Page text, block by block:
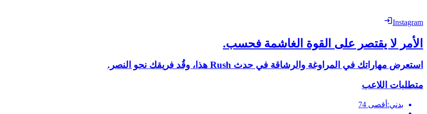
Instagram
الأمر لا يقتصر على القوة الغاشمة فحسب.
استعرض مهاراتك في المراوغة والرشاقة في حدث Rush هذا، وقُد فريقك نحو النصر.
متطلبات اللاعب
بدني: أقصى 74